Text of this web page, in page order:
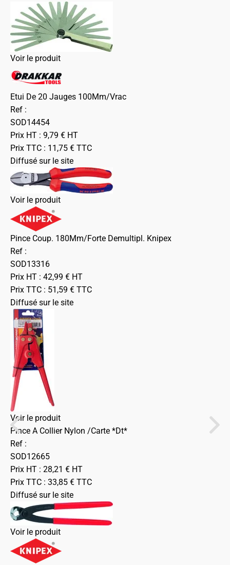
Voir le produit
Etui De 20 Jauges 100Mm/Vrac
Ref :
SOD14454
Prix HT : 9,79 € HT
Prix TTC : 11,75 € TTC
Diffusé sur le site
Voir le produit
Pince Coup. 180Mm/Forte Demultipl. Knipex
Ref :
SOD13316
Prix HT : 42,99 € HT
Prix TTC : 51,59 € TTC
Diffusé sur le site
Voir le produit
Pince A Collier Nylon /Carte *Dt*
Ref :
SOD12665
Prix HT : 28,21 € HT
Prix TTC : 33,85 € TTC
Diffusé sur le site
Voir le produit